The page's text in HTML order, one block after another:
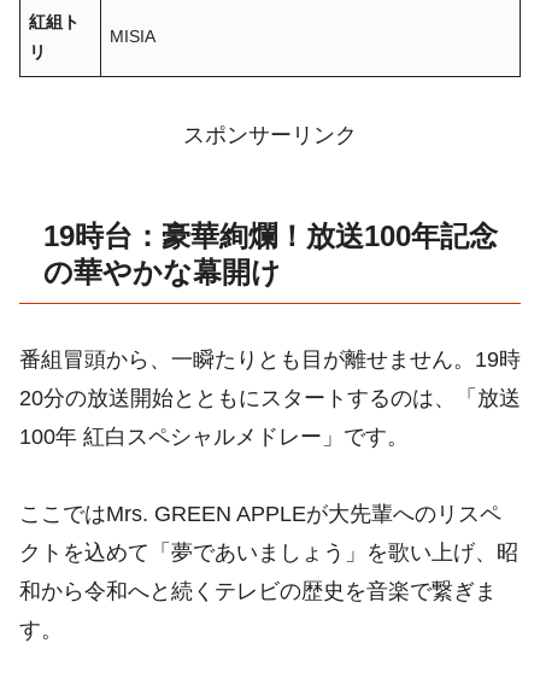
紅組ト
リ
MISIA
スポンサーリンク
19時台：豪華絢爛！放送100年記念
の華やかな幕開け
番組冒頭から、一瞬たりとも目が離せません。19時
20分の放送開始とともにスタートするのは、「放送
100年 紅白スペシャルメドレー」です。
ここではMrs. GREEN APPLEが大先輩へのリスペ
クトを込めて「夢であいましょう」を歌い上げ、昭
和から令和へと続くテレビの歴史を音楽で繋ぎま
す。